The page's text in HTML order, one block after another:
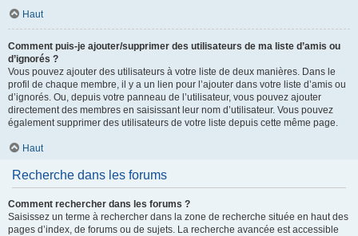
Haut
Comment puis-je ajouter/supprimer des utilisateurs de ma liste d’amis ou
d’ignorés ?
Vous pouvez ajouter des utilisateurs à votre liste de deux manières. Dans le
profil de chaque membre, il y a un lien pour l’ajouter dans votre liste d’amis ou
d’ignorés. Ou, depuis votre panneau de l’utilisateur, vous pouvez ajouter
directement des membres en saisissant leur nom d’utilisateur. Vous pouvez
également supprimer des utilisateurs de votre liste depuis cette même page.
Haut
Recherche dans les forums
Comment rechercher dans les forums ?
Saisissez un terme à rechercher dans la zone de recherche située en haut des
pages d’index, de forums ou de sujets. La recherche avancée est accessible